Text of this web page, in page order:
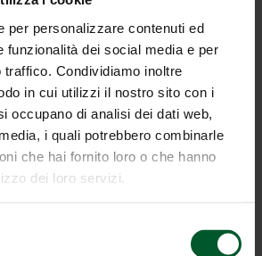
per personalizzare contenuti ed
funzionalità dei social media e per
Condividiamo inoltre
in cui utilizzi il nostro sito con i
occupano di analisi dei dati web,
i quali potrebbero combinarle
che hai fornito loro o che hanno
dei loro servizi.
Valle di Braies
è un’esperienza
e ricercata. Sono molti gli
che soggiornano da noi e il
dall’Hotel Edel.Weiss alimenta
desiderio di avventura. LeDolomiti
dirara bellezza,al pari dellastella
tra le aride rocce: ecco perché sono
vengono custodite con tanta cura.